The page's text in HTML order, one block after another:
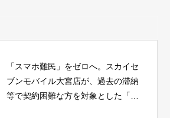
「スマホ難民」をゼロへ。スカイセ
ブンモバイル大宮店が、過去の滞納
等で契約困難な方を対象とした「生